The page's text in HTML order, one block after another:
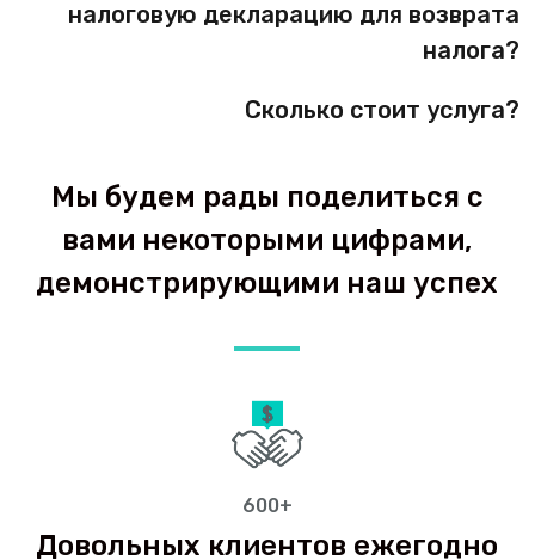
налоговую декларацию для возврата
налога?
Сколько стоит услуга?
Мы будем рады поделиться с
вами некоторыми цифрами,
демонстрирующими наш успех
600+
Довольных клиентов ежегодно